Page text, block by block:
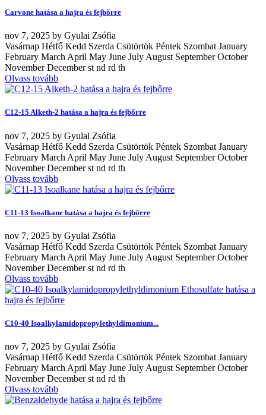
Carvone hatása a hajra és fejbőrre
nov 7, 2025 by Gyulai Zsófia
Vasárnap Hétfő Kedd Szerda Csütörtök Péntek Szombat January
February March April May June July August September October
November December st nd rd th
Olvass tovább
C12-15 Alketh-2 hatása a hajra és fejbőrre
nov 7, 2025 by Gyulai Zsófia
Vasárnap Hétfő Kedd Szerda Csütörtök Péntek Szombat January
February March April May June July August September October
November December st nd rd th
Olvass tovább
C11-13 Isoalkane hatása a hajra és fejbőrre
nov 7, 2025 by Gyulai Zsófia
Vasárnap Hétfő Kedd Szerda Csütörtök Péntek Szombat January
February March April May June July August September October
November December st nd rd th
Olvass tovább
C10-40 Isoalkylamidopropylethyldimonium...
nov 7, 2025 by Gyulai Zsófia
Vasárnap Hétfő Kedd Szerda Csütörtök Péntek Szombat January
February March April May June July August September October
November December st nd rd th
Olvass tovább